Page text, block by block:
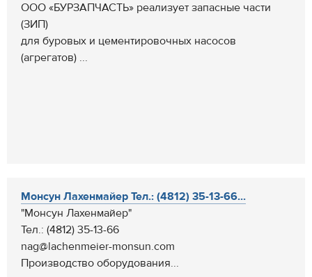
ООО «БУРЗАПЧАСТЬ» реализует запасные части
(ЗИП)
для буровых и цементировочных насосов
(агрегатов) ...
Монсун Лахенмайер Тел.: (4812) 35-13-66...
"Монсун Лахенмайер"
Тел.: (4812) 35-13-66
nag@lachenmeier-monsun.com
Производство оборудования...